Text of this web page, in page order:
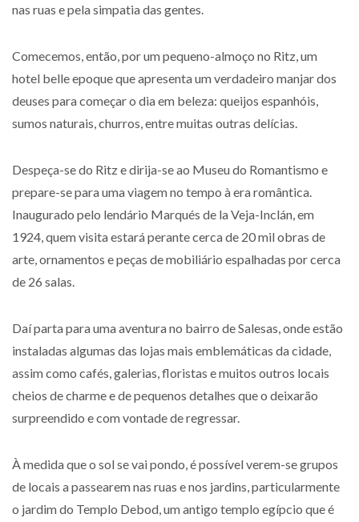
nas ruas e pela simpatia das gentes.
Comecemos, então, por um pequeno-almoço no Ritz, um
hotel belle epoque que apresenta um verdadeiro manjar dos
deuses para começar o dia em beleza: queijos espanhóis,
sumos naturais, churros, entre muitas outras delícias.
Despeça-se do Ritz e dirija-se ao Museu do Romantismo e
prepare-se para uma viagem no tempo à era romântica.
Inaugurado pelo lendário Marqués de la Veja-Inclán, em
1924, quem visita estará perante cerca de 20 mil obras de
arte, ornamentos e peças de mobiliário espalhadas por cerca
de 26 salas.
Daí parta para uma aventura no bairro de Salesas, onde estão
instaladas algumas das lojas mais emblemáticas da cidade,
assim como cafés, galerias, floristas e muitos outros locais
cheios de charme e de pequenos detalhes que o deixarão
surpreendido e com vontade de regressar.
À medida que o sol se vai pondo, é possível verem-se grupos
de locais a passearem nas ruas e nos jardins, particularmente
o jardim do Templo Debod, um antigo templo egípcio que é